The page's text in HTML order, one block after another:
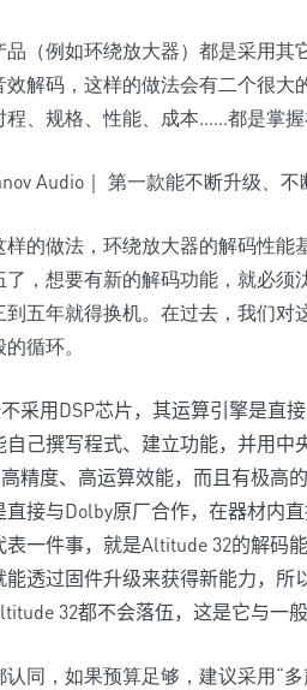
（例如环绕放大器）都是采用其
解码，这样的做法会有二个很大
、规格、性能、成本……都是掌握
样的做法，环绕放大器的解码性
了，想要有新的解码功能，就必
到五年就得换机。在过去，我们
循环。
采用DSP芯片，其运算引擎是直
自己撰写程式、建立功能，并用中
精度、高运算效能，而且有极高
直接与Dolby原厂合作，在器材内
表一件事，就是Altitude 32的解码
能透过固件升级来获得新能力，
32都不会落伍，这是它与一
同，如果预算足够，建议采用“